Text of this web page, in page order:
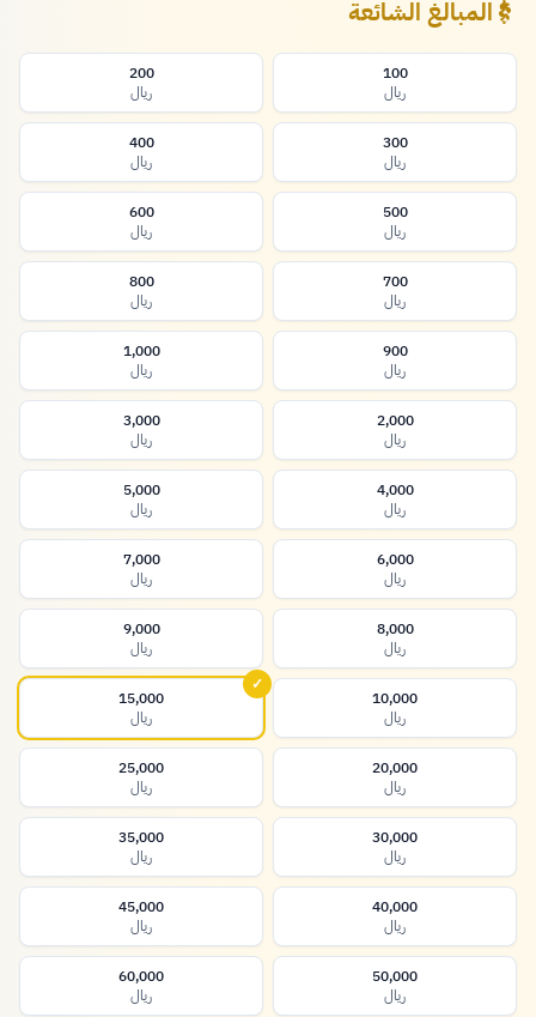
المبالغ الشائعة
100
ريال
200
ريال
300
ريال
400
ريال
500
ريال
600
ريال
700
ريال
800
ريال
900
ريال
1,000
ريال
2,000
ريال
3,000
ريال
4,000
ريال
5,000
ريال
6,000
ريال
7,000
ريال
8,000
ريال
9,000
ريال
10,000
ريال
15,000
ريال
✓
20,000
ريال
25,000
ريال
30,000
ريال
35,000
ريال
40,000
ريال
45,000
ريال
50,000
ريال
60,000
ريال